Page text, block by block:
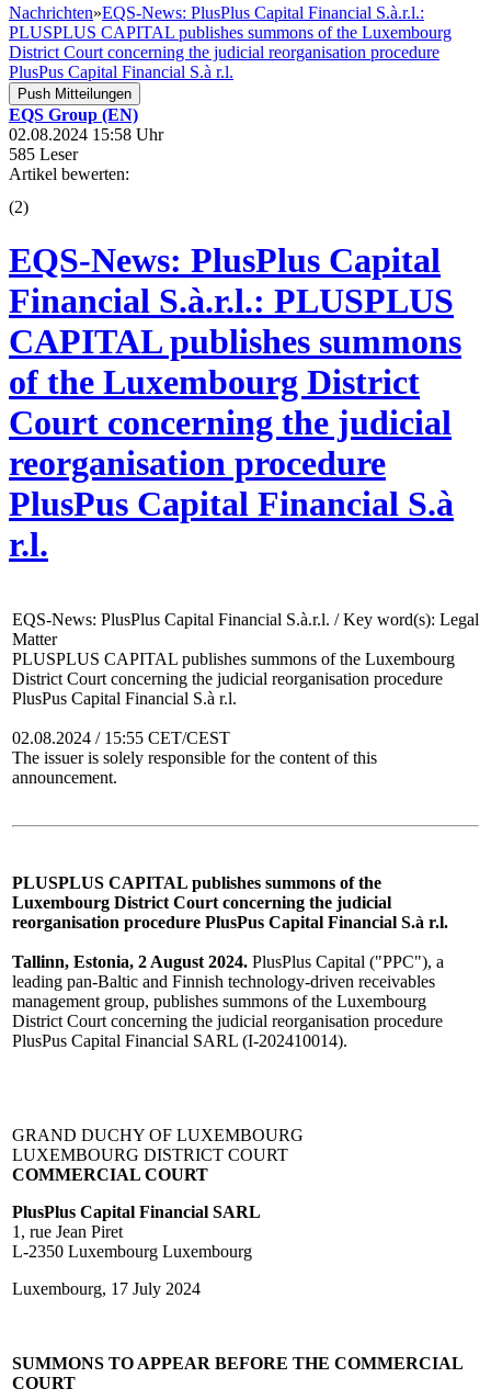
Nachrichten»EQS-News: PlusPlus Capital Financial S.à.r.l.:
PLUSPLUS CAPITAL publishes summons of the Luxembourg
District Court concerning the judicial reorganisation procedure
PlusPus Capital Financial S.à r.l.
Push Mitteilungen
EQS Group (EN)
02.08.2024 15:58 Uhr
585 Leser
Artikel bewerten:
(2)
EQS-News: PlusPlus Capital
Financial S.à.r.l.: PLUSPLUS
CAPITAL publishes summons
of the Luxembourg District
Court concerning the judicial
reorganisation procedure
PlusPus Capital Financial S.à
r.l.
EQS-News: PlusPlus Capital Financial S.à.r.l. / Key word(s): Legal
Matter
PLUSPLUS CAPITAL publishes summons of the Luxembourg
District Court concerning the judicial reorganisation procedure
PlusPus Capital Financial S.à r.l.
02.08.2024 / 15:55 CET/CEST
The issuer is solely responsible for the content of this
announcement.
PLUSPLUS CAPITAL publishes summons of the
Luxembourg District Court concerning the judicial
reorganisation procedure PlusPus Capital Financial S.à r.l.
Tallinn, Estonia, 2 August 2024. PlusPlus Capital ("PPC"), a
leading pan-Baltic and Finnish technology-driven receivables
management group, publishes summons of the Luxembourg
District Court concerning the judicial reorganisation procedure
PlusPus Capital Financial SARL (I-202410014).
GRAND DUCHY OF LUXEMBOURG
LUXEMBOURG DISTRICT COURT
COMMERCIAL COURT
PlusPlus Capital Financial SARL
1, rue Jean Piret
L-2350 Luxembourg Luxembourg
Luxembourg, 17 July 2024
SUMMONS TO APPEAR BEFORE THE COMMERCIAL
COURT